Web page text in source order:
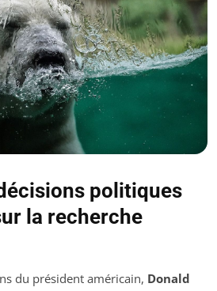
politiques
la recherche
du président américain, Donald